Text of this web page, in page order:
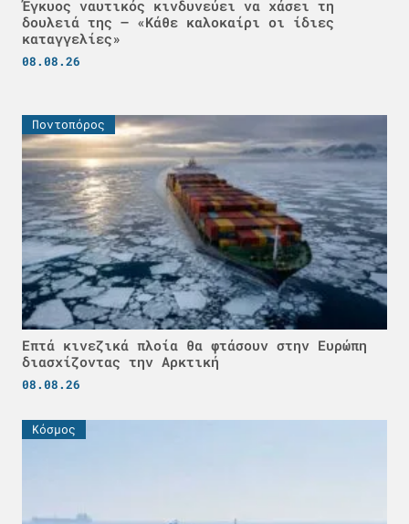
Έγκυος ναυτικός κινδυνεύει να χάσει τη
δουλειά της – «Κάθε καλοκαίρι οι ίδιες
καταγγελίες»
08.08.26
Ποντοπόρος
Επτά κινεζικά πλοία θα φτάσουν στην Ευρώπη
διασχίζοντας την Αρκτική
08.08.26
Κόσμος